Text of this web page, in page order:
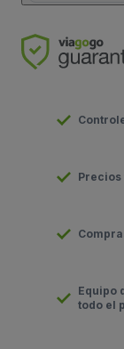
Equipo
todo el